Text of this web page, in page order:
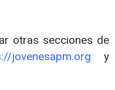
otras secciones de
jovenesapm.org y